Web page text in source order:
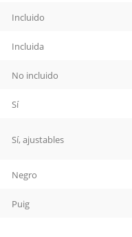
Incluido
Incluida
No incluido
Sí
Sí, ajustables
Negro
Puig